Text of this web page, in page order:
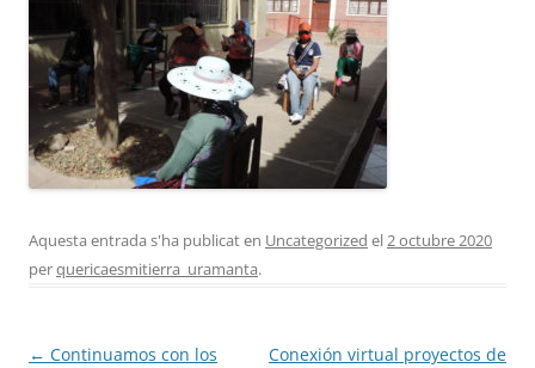
Aquesta entrada s'ha publicat en Uncategorized el2 octubre 2020
perquericaesmitierra_uramanta.
Navegació
← Continuamos con los
Conexión virtual proyectos de
COL·LABORA
Fes voluntariat
Fes un donatiu
Treballa amb nosaltres